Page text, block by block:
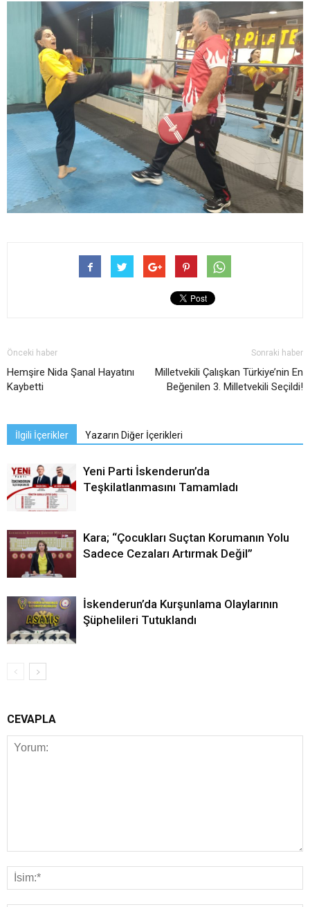
Önceki haber
Hemşire Nida Şanal Hayatını
Kaybetti
Sonraki haber
Milletvekili Çalışkan Türkiye’nin En
Beğenilen 3. Milletvekili Seçildi!
İlgili İçerikler Yazarın Diğer İçerikleri
Yeni Parti İskenderun’da
Teşkilatlanmasını Tamamladı
Kara; “Çocukları Suçtan Korumanın Yolu
Sadece Cezaları Artırmak Değil”
İskenderun’da Kurşunlama Olaylarının
Şüphelileri Tutuklandı
CEVAPLA